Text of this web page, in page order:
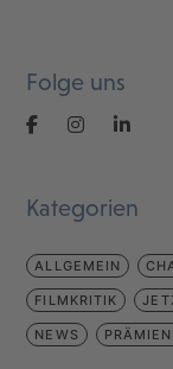
Folge uns
Kategorien
ALLGEMEIN
FILMKRITIK
NEWS